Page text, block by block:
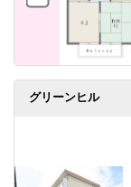
グリーンヒル